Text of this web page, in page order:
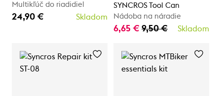
Multikľúč do riadidiel
24,90 € Skladom
SYNCROS Tool Can
Nádoba na náradie
6,65 € 9,50 € Skladom